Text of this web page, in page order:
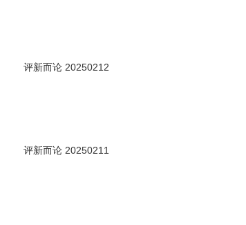
评新而论 20250212
评新而论 20250211